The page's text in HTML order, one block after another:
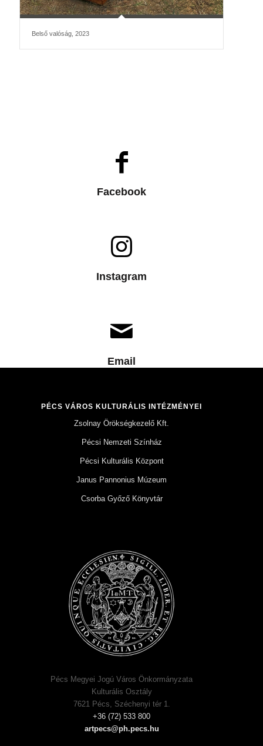
Belső valóság, 2023
Facebook
Instagram
Email
PÉCS VÁROS KULTURÁLIS INTÉZMÉNYEI
Zsolnay Örökségkezelő Kft.
Pécsi Nemzeti Színház
Pécsi Kulturális Központ
Janus Pannonius Múzeum
Csorba Győző Könyvtár
Pécs Megyei Jogú Város Önkormányzata
Kulturális Osztály
7621 Pécs, Széchenyi tér 1.
+36 (72) 533 800
artpecs@ph.pecs.hu